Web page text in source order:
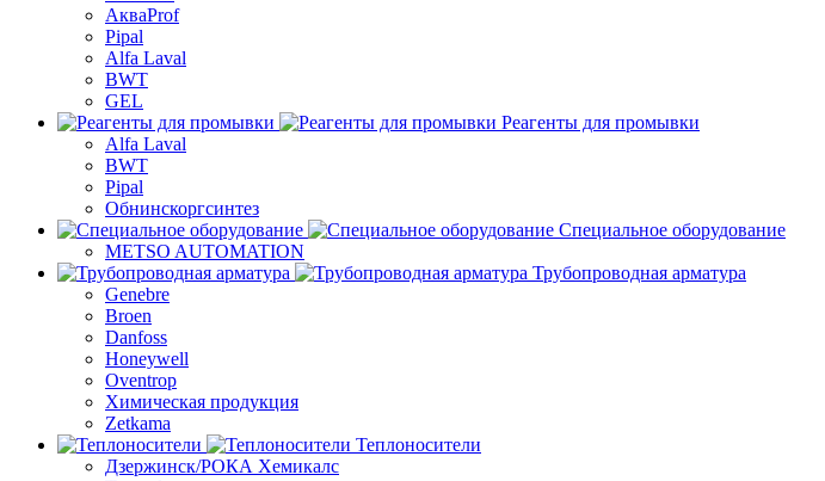
АкваProf
Pipal
Alfa Laval
BWT
GEL
Реагенты для промывки
Alfa Laval
BWT
Pipal
Обнинскоргсинтез
Специальное оборудование
METSO AUTOMATION
Трубопроводная арматура
Genebre
Broen
Danfoss
Honeywell
Oventrop
Химическая продукция
Zetkama
Теплоносители
Дзержинск/РОКА Хемикалс